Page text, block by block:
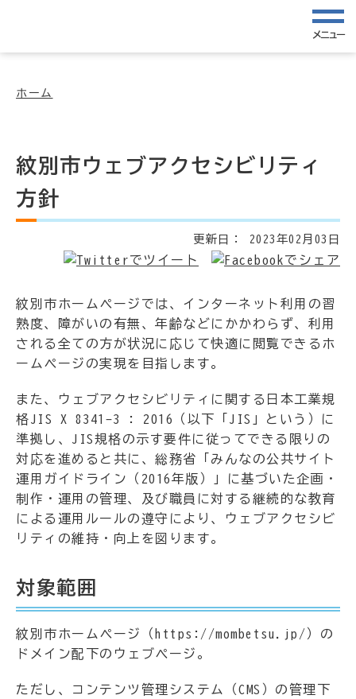
メニュー
ホーム
紋別市ウェブアクセシビリティ
方針
更新日： 2023年02月03日
紋別市ホームページでは、インターネット利用の習
熟度、障がいの有無、年齢などにかかわらず、利用
される全ての方が状況に応じて快適に閲覧できるホ
ームページの実現を目指します。
また、ウェブアクセシビリティに関する日本工業規
格JIS X 8341-3 : 2016（以下「JIS」という）に
準拠し、JIS規格の示す要件に従ってできる限りの
対応を進めると共に、総務省「みんなの公共サイト
運用ガイドライン（2016年版）」に基づいた企画・
制作・運用の管理、及び職員に対する継続的な教育
による運用ルールの遵守により、ウェブアクセシビ
リティの維持・向上を図ります。
対象範囲
紋別市ホームページ（https://mombetsu.jp/）の
ドメイン配下のウェブぺージ。
ただし、コンテンツ管理システム（CMS）の管理下